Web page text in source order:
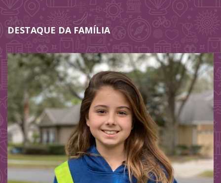
DESTAQUE DA FAMÍLIA